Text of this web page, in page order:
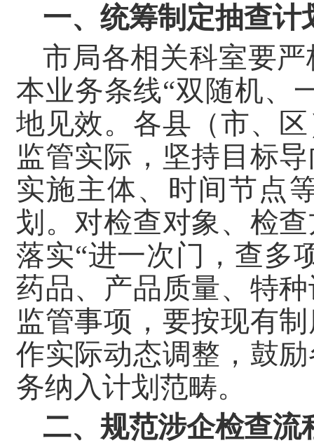
一、统筹制定抽查计
市局各相关科室要
本业务条线“双随机、
地见效。各县（市、
监管实际，坚持目标
实施主体、时间节点
划。对检查对象、检
落实“进一次门，查多
药品、产品质量、特
监管事项，要按现有
作实际动态调整，鼓
务纳入计划范畴。
二、规范涉企检查流